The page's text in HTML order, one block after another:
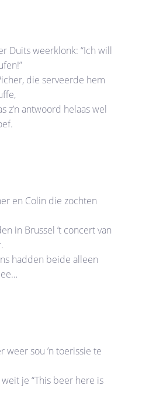
Duits weerklonk: “Ich will
die serveerde hem
z’n antwoord helaas wel
en Colin die zochten
in Brussel ’t concert van
hadden beide alleen
weer sou ’n toerissie te
je “This beer here is